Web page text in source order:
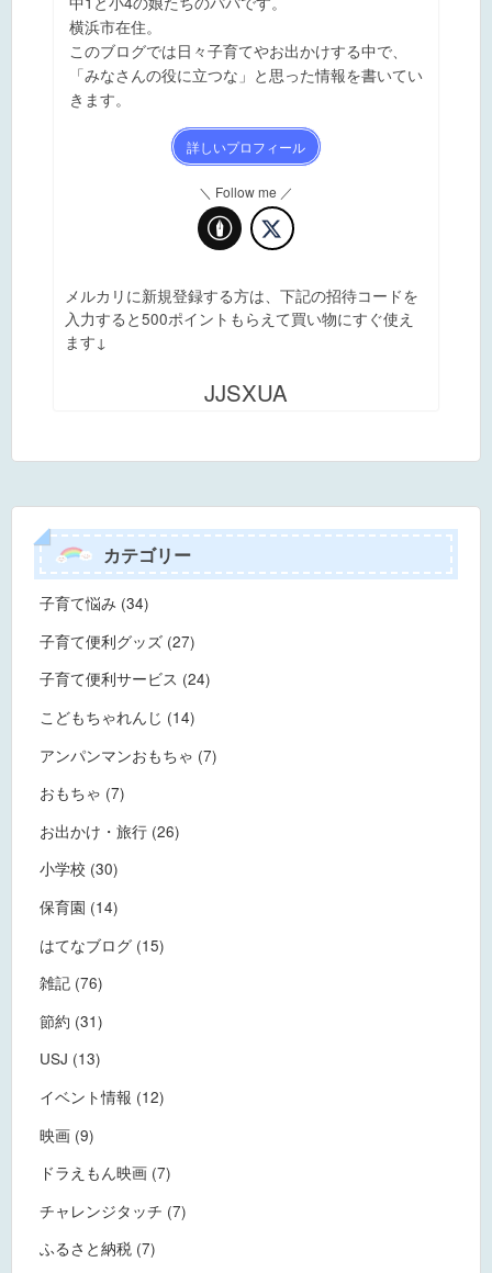
横浜市在住。
このブログでは日々子育てやお出かけする中で、
「みなさんの役に立つな」と思った情報を書いてい
きます。
詳しいプロフィール
＼ Follow me ／
メルカリに新規登録する方は、下記の招待コードを
入力すると500ポイントもらえて買い物にすぐ使え
ます↓
JJSXUA
カテゴリー
子育て悩み (34)
子育て便利グッズ (27)
子育て便利サービス (24)
こどもちゃれんじ (14)
アンパンマンおもちゃ (7)
おもちゃ (7)
お出かけ・旅行 (26)
小学校 (30)
保育園 (14)
はてなブログ (15)
雑記 (76)
節約 (31)
USJ (13)
イベント情報 (12)
映画 (9)
ドラえもん映画 (7)
チャレンジタッチ (7)
ふるさと納税 (7)